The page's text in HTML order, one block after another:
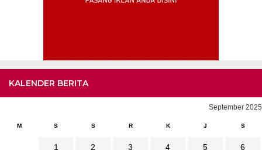
KALENDER BERITA
September 2025
M S S R K J S
1 2 3 4 5 6